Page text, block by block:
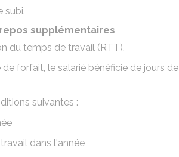
subi.
supplémentaires
du temps de travail (RTT).
forfait, le salarié bénéficie de jours de
suivantes :
dans l'année